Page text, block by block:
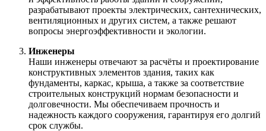
разрабатывают проекты электрических, сантехнических,
вентиляционных и других систем, а также решают
вопросы энергоэффективности и экологии.
Инженеры
Наши инженеры отвечают за расчёты и проектирование
конструктивных элементов здания, таких как
фундаменты, каркас, крыша, а также за соответствие
строительных конструкций нормам безопасности и
долговечности. Мы обеспечиваем прочность и
надежность каждого сооружения, гарантируя его долгий
срок службы.